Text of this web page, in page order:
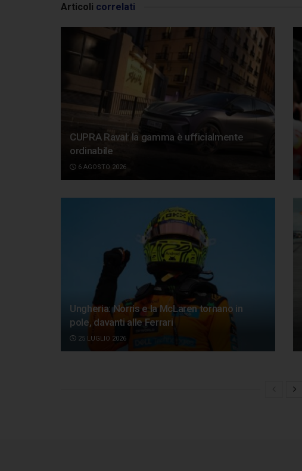
Articoli correlati
CUPRA Raval: la gamma è ufficialmente
ordinabile
6 AGOSTO 2026
Ungheria: Norris e la McLaren tornano in
pole, davanti alle Ferrari
25 LUGLIO 2026